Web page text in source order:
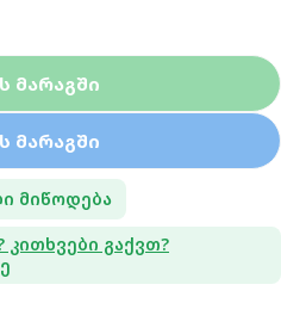
მარაგში
არ
არის
მარაგში
Მარაგში
Მარაგში
მიწოდება
Გაქვთ?